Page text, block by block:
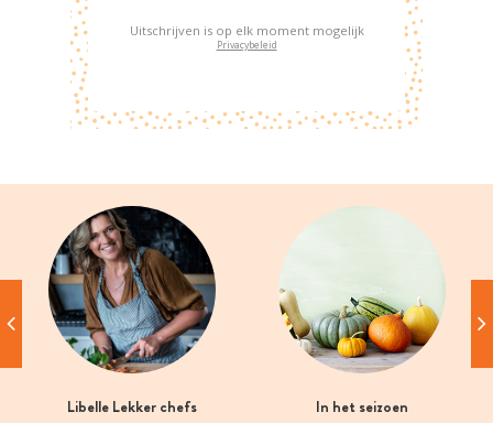
Uitschrijven is op elk moment mogelijk
Privacybeleid
Libelle Lekker chefs In het seizoen